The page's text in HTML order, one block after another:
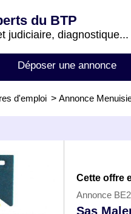
du BTP
judiciaire, diagnostique...
Déposer une annonce
d'emploi > Annonce
Cette offre
Annonce
Sas